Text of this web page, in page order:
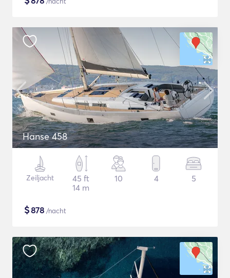
Hanse 458
Zeiljacht
45 ft
14 m
10 4 5
$878 /nacht